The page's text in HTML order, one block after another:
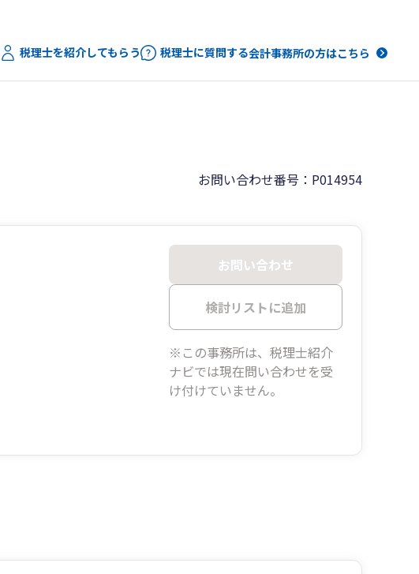
税理士を紹介してもらう 税理士に質問する会計事務所の方はこちら
お問い合わせ番号：P014954
お問い合わせ
検討リストに追加
※この事務所は、税理士紹介
ナビでは現在問い合わせを受
け付けていません。